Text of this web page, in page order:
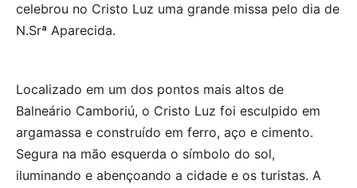
celebrou no Cristo Luz uma grande missa pelo dia de
N.Srª Aparecida.
Localizado em um dos pontos mais altos de
Balneário Camboriú, o Cristo Luz foi esculpido em
argamassa e construído em ferro, aço e cimento.
Segura na mão esquerda o símbolo do sol,
iluminando e abençoando a cidade e os turistas. A